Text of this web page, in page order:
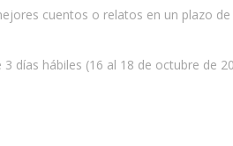
cuentos o relatos en un plazo
días hábiles (16 al 18 de octubre de